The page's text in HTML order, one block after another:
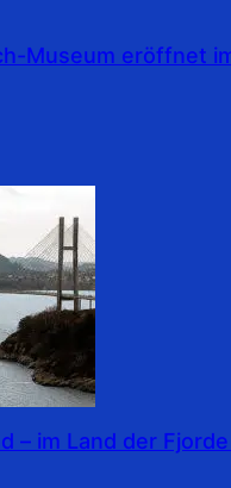
Museum eröffnet
– im Land der